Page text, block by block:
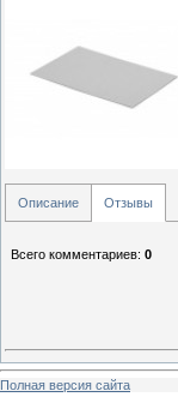
Описание Отзывы
Всего комментариев: 0
Полная версия сайта